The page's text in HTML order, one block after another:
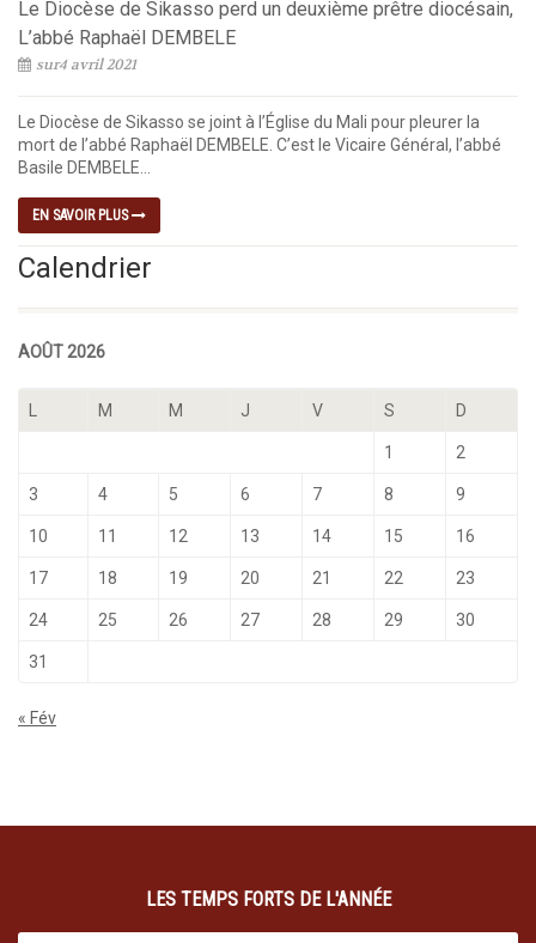
Le Diocèse de Sikasso perd un deuxième prêtre diocésain,
L’abbé Raphaël DEMBELE
sur4 avril 2021
Le Diocèse de Sikasso se joint à l’Église du Mali pour pleurer la
mort de l’abbé Raphaël DEMBELE. C’est le Vicaire Général, l’abbé
Basile DEMBELE...
EN SAVOIR PLUS
Calendrier
AOÛT 2026
M M J V S D
1 2
3 4 5 6 7 8 9
10 11 12 13 14 15 16
17 18 19 20 21 22 23
24 25 26 27 28 29 30
31
« Fév
LES TEMPS FORTS DE L'ANNÉE